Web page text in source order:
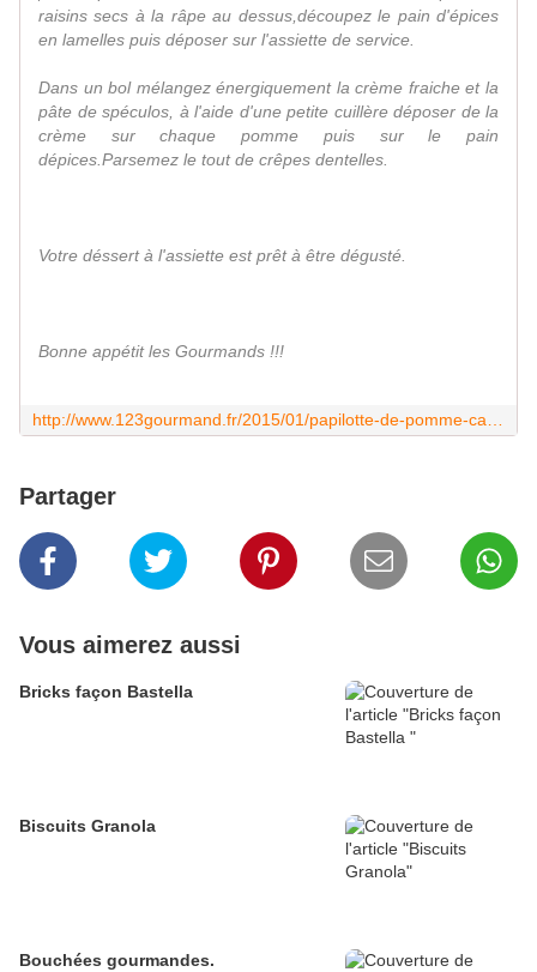
raisins secs à la râpe au dessus,découpez le pain d'épices
en lamelles puis déposer sur l'assiette de service.
Dans un bol mélangez énergiquement la crème fraiche et la
pâte de spéculos, à l'aide d'une petite cuillère déposer de la
crème sur chaque pomme puis sur le pain
dépices.Parsemez le tout de crêpes dentelles.
Votre déssert à l'assiette est prêt à être dégusté.
Bonne appétit les Gourmands !!!
Partager
Vous aimerez aussi
Bricks façon Bastella
Biscuits Granola
Bouchées gourmandes.